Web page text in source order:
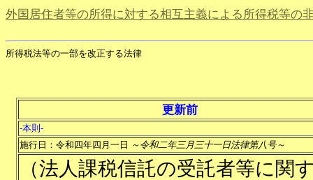
外国居住者等の所得に対する相互主義による所得税等の
所得税法等の一部を改正する法律
更新前
-本則-
施行日：令和四年四月一日 ～令和二年三月三十一日法律第八号～
（法人課税信託の受託者等に関